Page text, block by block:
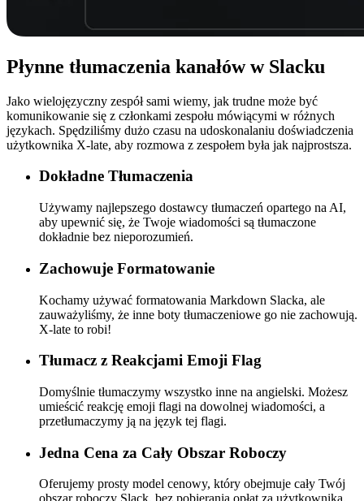
Płynne tłumaczenia kanałów w Slacku
Jako wielojęzyczny zespół sami wiemy, jak trudne może być
komunikowanie się z członkami zespołu mówiącymi w różnych
językach. Spędziliśmy dużo czasu na udoskonalaniu doświadczenia
użytkownika X-late, aby rozmowa z zespołem była jak najprostsza.
Dokładne Tłumaczenia
Używamy najlepszego dostawcy tłumaczeń opartego na AI,
aby upewnić się, że Twoje wiadomości są tłumaczone
dokładnie bez nieporozumień.
Zachowuje Formatowanie
Kochamy używać formatowania Markdown Slacka, ale
zauważyliśmy, że inne boty tłumaczeniowe go nie zachowują.
X-late to robi!
Tłumacz z Reakcjami Emoji Flag
Domyślnie tłumaczymy wszystko inne na angielski. Możesz
umieścić reakcję emoji flagi na dowolnej wiadomości, a
przetłumaczymy ją na język tej flagi.
Jedna Cena za Cały Obszar Roboczy
Oferujemy prosty model cenowy, który obejmuje cały Twój